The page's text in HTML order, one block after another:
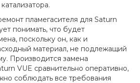
пламегасителя для Saturn
понимать, что будет
поскольку он, как и
материал, не подлежащий
Производится замена
VUE сравнительно оперативно,
соблюдать все требования